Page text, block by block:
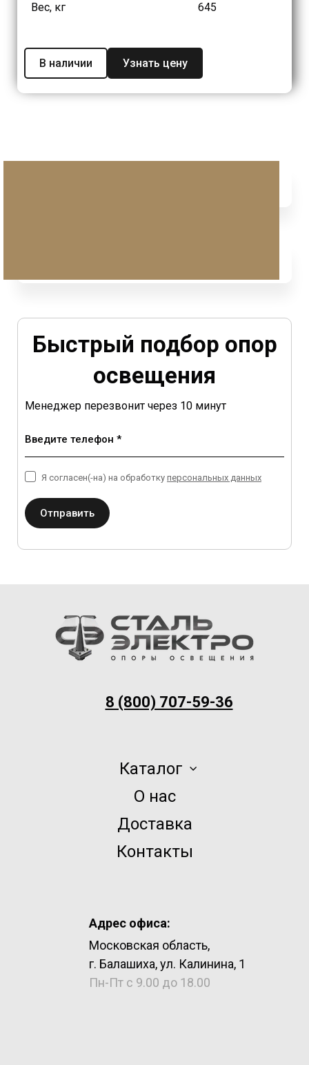
Вес, кг 645
В наличии Узнать цену
Быстрый подбор опор
освещения
Менеджер перезвонит через 10 минут
Введите телефон *
Отправить
Я согласен(-на) на обработку персональных данных
8 (800) 707-59-36
Каталог
О нас
Доставка
Контакты
Адрес офиса:
Московская область,
г. Балашиха, ул. Калинина, 1
Пн-Пт с 9.00 до 18.00